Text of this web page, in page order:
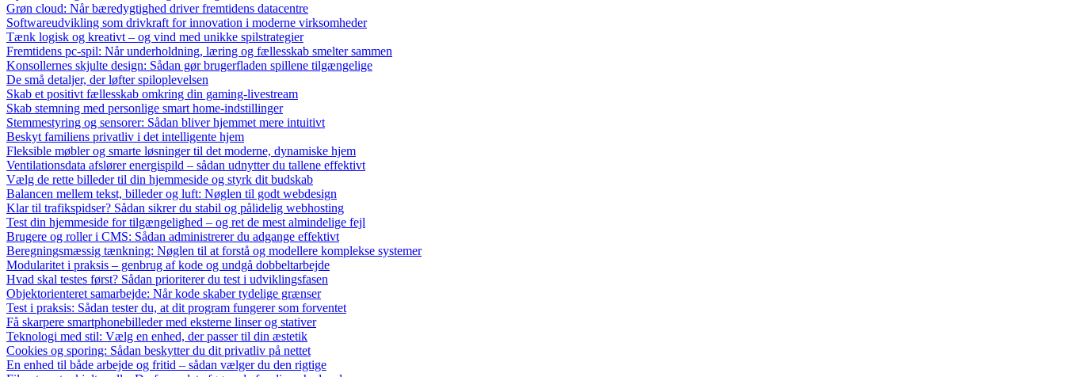
Grøn cloud: Når bæredygtighed driver fremtidens datacentre
Softwareudvikling som drivkraft for innovation i moderne virksomheder
Tænk logisk og kreativt – og vind med unikke spilstrategier
Fremtidens pc-spil: Når underholdning, læring og fællesskab smelter sammen
Konsollernes skjulte design: Sådan gør brugerfladen spillene tilgængelige
De små detaljer, der løfter spiloplevelsen
Skab et positivt fællesskab omkring din gaming‑livestream
Skab stemning med personlige smart home-indstillinger
Stemmestyring og sensorer: Sådan bliver hjemmet mere intuitivt
Beskyt familiens privatliv i det intelligente hjem
Fleksible møbler og smarte løsninger til det moderne, dynamiske hjem
Ventilationsdata afslører energispild – sådan udnytter du tallene effektivt
Vælg de rette billeder til din hjemmeside og styrk dit budskab
Balancen mellem tekst, billeder og luft: Nøglen til godt webdesign
Klar til trafikspidser? Sådan sikrer du stabil og pålidelig webhosting
Test din hjemmeside for tilgængelighed – og ret de mest almindelige fejl
Brugere og roller i CMS: Sådan administrerer du adgange effektivt
Beregningsmæssig tænkning: Nøglen til at forstå og modellere komplekse systemer
Modularitet i praksis – genbrug af kode og undgå dobbeltarbejde
Hvad skal testes først? Sådan prioriterer du test i udviklingsfasen
Objektorienteret samarbejde: Når kode skaber tydelige grænser
Test i praksis: Sådan tester du, at dit program fungerer som forventet
Få skarpere smartphonebilleder med eksterne linser og stativer
Teknologi med stil: Vælg en enhed, der passer til din æstetik
Cookies og sporing: Sådan beskytter du dit privatliv på nettet
En enhed til både arbejde og fritid – sådan vælger du den rigtige